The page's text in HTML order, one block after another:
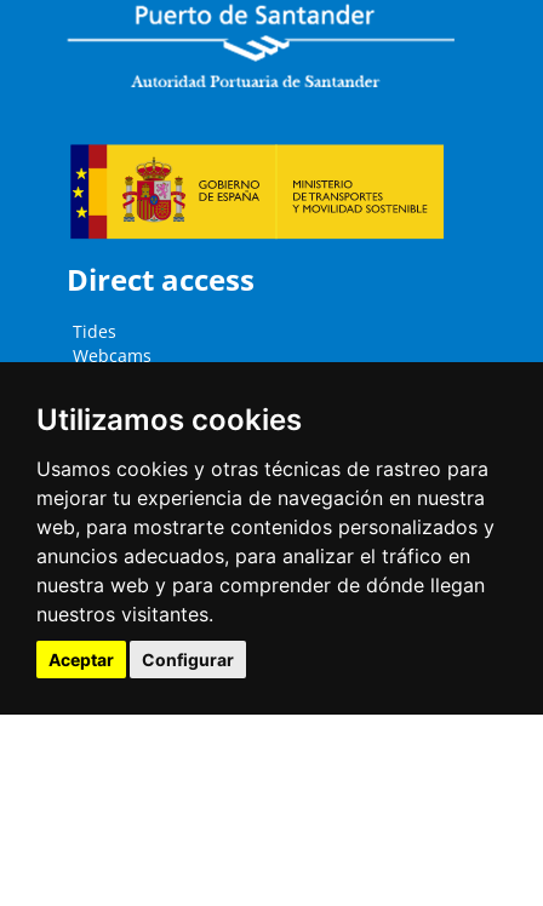
Utilizamos cookies
Usamos cookies y otras técnicas de rastreo para
mejorar tu experiencia de navegación en nuestra
web, para mostrarte contenidos personalizados y
anuncios adecuados, para analizar el tráfico en
nuestra web y para comprender de dónde llegan
nuestros visitantes.
Aceptar Configurar
Direct access
Tides
Webcams
Meteorology
Electronic office
Port community
Traffic statistics
Infrestructure
3D virtual tour
Contact
Muelles de Maliaño s/n
39009 Santander (Cantabria -
España)